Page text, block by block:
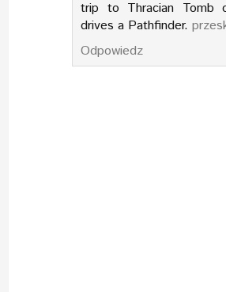
trip to Thracian Tomb
drives a Pathfinder.
Odpowiedz